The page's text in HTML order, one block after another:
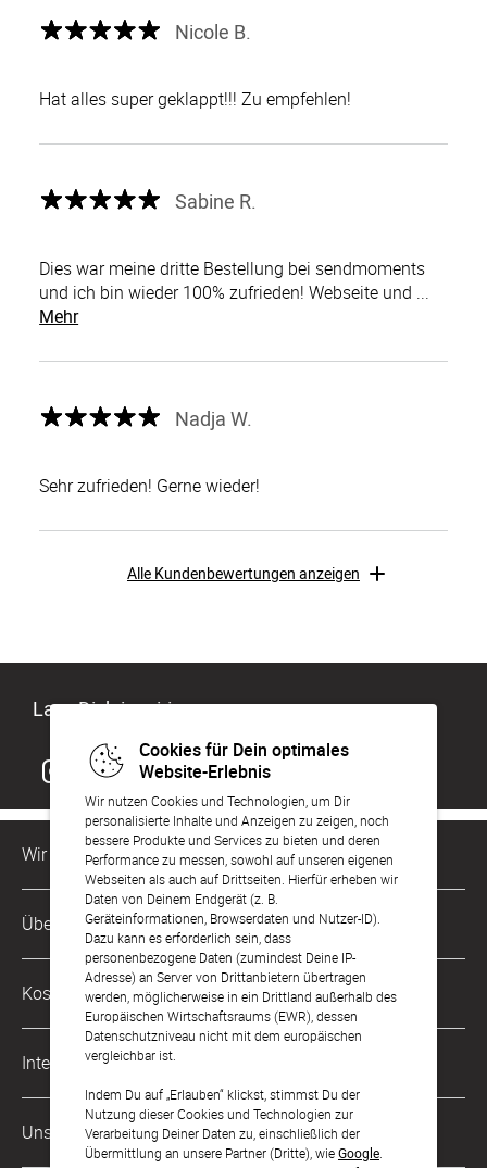
Cookies für Dein optimales
Website-Erlebnis
Wir nutzen Cookies und Technologien, um Dir
personalisierte Inhalte und Anzeigen zu zeigen, noch
bessere Produkte und Services zu bieten und deren
Performance zu messen, sowohl auf unseren eigenen
Webseiten als auch auf Drittseiten. Hierfür erheben wir
Daten von Deinem Endgerät (z. B.
Geräteinformationen, Browserdaten und Nutzer-ID).
Dazu kann es erforderlich sein, dass
personenbezogene Daten (zumindest Deine IP-
Adresse) an Server von Drittanbietern übertragen
werden, möglicherweise in ein Drittland außerhalb des
Europäischen Wirtschaftsraums (EWR), dessen
Datenschutzniveau nicht mit dem europäischen
vergleichbar ist.
Indem Du auf „Erlauben“ klickst, stimmst Du der
Nutzung dieser Cookies und Technologien zur
Verarbeitung Deiner Daten zu, einschließlich der
Übermittlung an unsere Partner (Dritte), wieGoogle
Nicole B.
Hat alles super geklappt!!! Zu empfehlen!
Sabine R.
Dies war meine dritte Bestellung bei sendmoments
und ich bin wieder 100% zufrieden! Webseite und ...
Mehr
Nadja W.
Sehr zufrieden! Gerne wieder!
Alle Kundenbewertungen anzeigen
Lass Dich inspirieren
Wir sind für Dich da
Kundenservice-Hotline
0221 956 725 10
Mo. - Fr. von 9 bis 17 Uhr
kontakt@sendmoments.de
Über Uns
Philosophie
Karriere
Impressum
AGB & Widerrufsrecht
Zahlung & Versand
Kostenlose Services
Musterkarten
Digitale Fotoalben
Digitale Gästelisten
FAQ & Hilfe
International
Österreich
Schweiz
Unsere Zahlungsarten